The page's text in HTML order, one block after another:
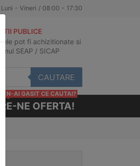
Luni - Vineri / 08:00 - 17:30
PUBLICE
pot fi achizitionate si
SEAP / SICAP
CAUTARE
NE OFERTA!
N-AI GASIT CE CAUTAI?